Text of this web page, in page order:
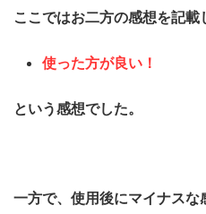
ここではお二方の感想を記
使った方が良い！
という感想でした。
一方で、使用後にマイナスな